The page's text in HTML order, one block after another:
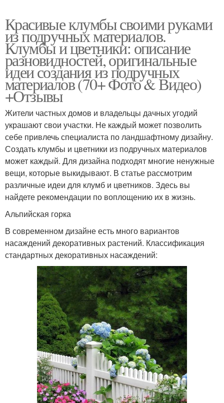
Красивые клумбы своими руками
из подручных материалов.
Клумбы и цветники: описание
разновидностей, оригинальные
идеи создания из подручных
материалов (70+ Фото & Видео)
+Отзывы
Жители частных домов и владельцы дачных угодий
украшают свои участки. Не каждый может позволить
себе привлечь специалиста по ландшафтному дизайну.
Создать клумбы и цветники из подручных материалов
может каждый. Для дизайна подходят многие ненужные
вещи, которые выкидывают. В статье рассмотрим
различные идеи для клумб и цветников. Здесь вы
найдете рекомендации по воплощению их в жизнь.
Альпийская горка
В современном дизайне есть много вариантов
насаждений декоративных растений. Классификация
стандартных декоративных насаждений: